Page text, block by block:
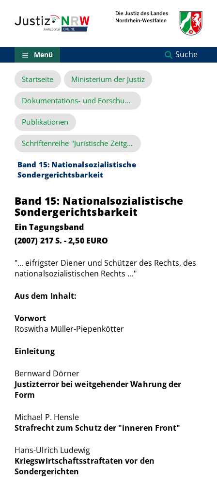
Inhalt
(Sprungmarken)
Menü
Zur
Suche
Zur
NRW-
Entscheidungssuche
Zur
Hauptnavigation
Zum
aktuellen
Inhalt
ausgewählten
Links
einzelnen
Seiten
Menü Suche
Startseite Ministerium der Justiz
Dokumentations- und Forschungsstelle
Publikationen
Schriftenreihe "Juristische Zeitgeschichte Nordrhein-Westfalen"
Band 15: Nationalsozialistische
Sondergerichtsbarkeit
Band 15: Nationalsozialistische
Sondergerichtsbarkeit
Ein Tagungsband
(2007) 217 S. - 2,50 EURO
"... eifrigster Diener und Schützer des Rechts, des
nationalsozialistischen Rechts ..."
Aus dem Inhalt:
Vorwort
Roswitha Müller-Piepenkötter
Einleitung
Bernward Dörner
Justizterror bei weitgehender Wahrung der
Form
Michael P. Hensle
Strafrecht zum Schutz der "inneren Front"
Hans-Ulrich Ludewig
Kriegswirtschaftsstraftaten vor den
Sondergerichten